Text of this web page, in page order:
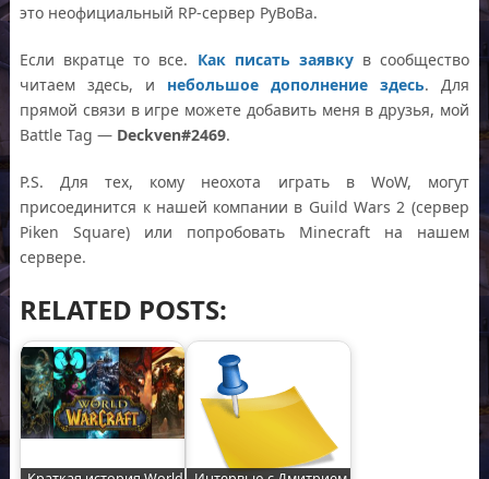
это неофициальный RP-сервер РуВоВа.
Если вкратце то все. Как писать заявкув сообщество
читаем здесь, и небольшое дополнение здесь. Для
прямой связи в игре можете добавить меня в друзья, мой
Battle Tag — Deckven#2469.
P.S. Для тех, кому неохота играть в WoW, могут
присоединится к нашей компании в Guild Wars 2 (сервер
Piken Square) или попробовать Minecraft на нашем
сервере.
RELATED POSTS: